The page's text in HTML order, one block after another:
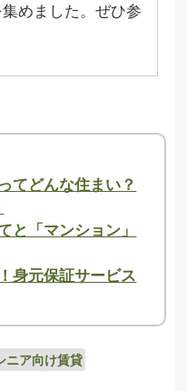
めました。ぜひ参
てどんな住まい？
と「マンション」
身元保証サービス
ニア向け賃貸